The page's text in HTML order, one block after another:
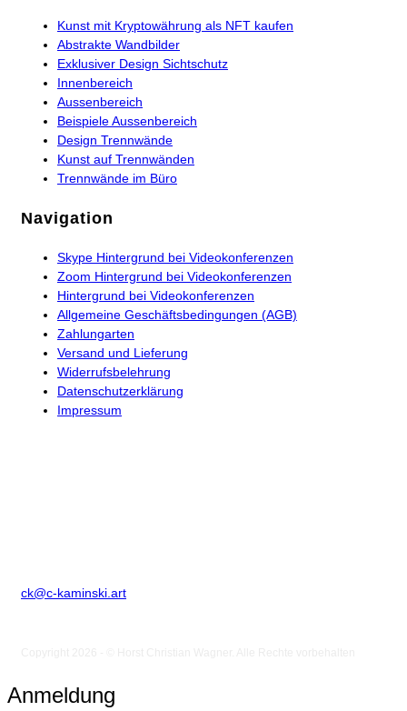
Kunst mit Kryptowährung als NFT kaufen
Abstrakte Wandbilder
Exklusiver Design Sichtschutz
Innenbereich
Aussenbereich
Beispiele Aussenbereich
Design Trennwände
Kunst auf Trennwänden
Trennwände im Büro
Navigation
Skype Hintergrund bei Videokonferenzen
Zoom Hintergrund bei Videokonferenzen
Hintergrund bei Videokonferenzen
Allgemeine Geschäftsbedingungen (AGB)
Zahlungarten
Versand und Lieferung
Widerrufsbelehrung
Datenschutzerklärung
Impressum
ck@c-kaminski.art
Anmeldung